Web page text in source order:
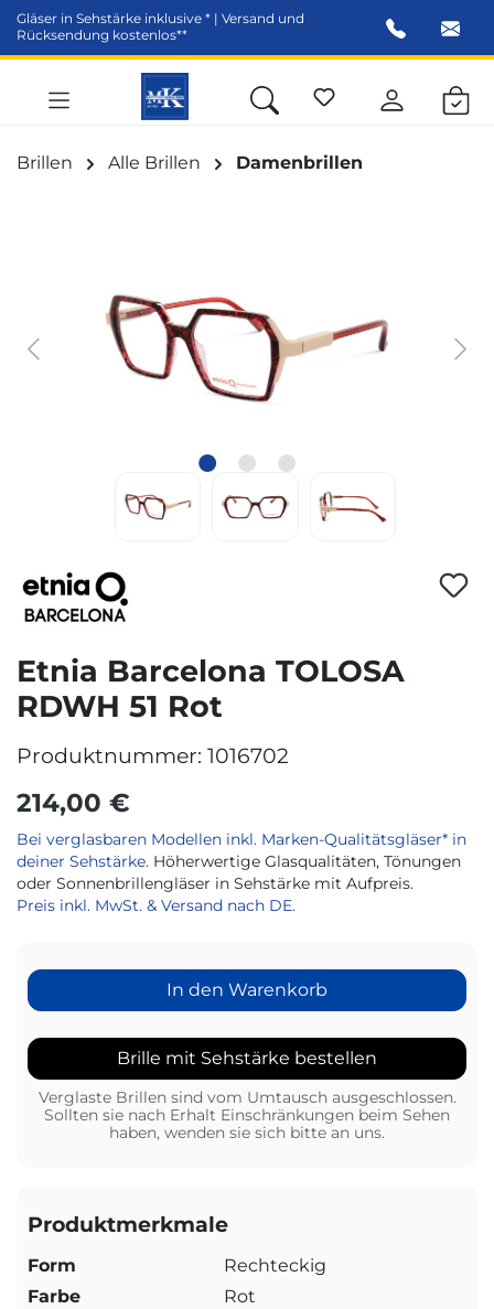
springen
Gläser in Sehstärke inklusive * | Versand und
Rücksendung kostenlos**
Brillen Alle Brillen Damenbrillen
Etnia Barcelona TOLOSA
RDWH 51 Rot
Produktnummer: 1016702
214,00 €
Bei verglasbaren Modellen inkl. Marken-Qualitätsgläser* in
deiner Sehstärke. Höherwertige Glasqualitäten, Tönungen
oder Sonnenbrillengläser in Sehstärke mit Aufpreis.
Preis inkl. MwSt. & Versand nach DE.
In den Warenkorb
Brille mit Sehstärke bestellen
Verglaste Brillen sind vom Umtausch ausgeschlossen.
Sollten sie nach Erhalt Einschränkungen beim Sehen
haben, wenden sie sich bitte an uns.
Produktmerkmale
Form
Rechteckig
Farbe
Rot